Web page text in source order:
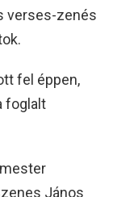
verses-zenés
fel éppen,
foglalt
János